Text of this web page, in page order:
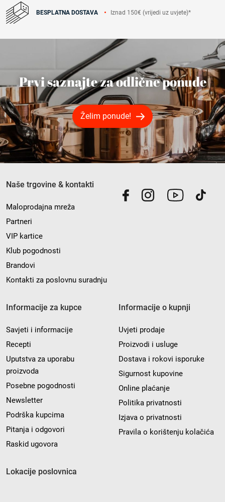
BESPLATNA DOSTAVA Iznad 150€ (vrijedi uz uvjete)*
Prvi saznajte za odlične ponude
Želim ponude!
Naše trgovine & kontakti
Maloprodajna mreža
Partneri
VIP kartice
Klub pogodnosti
Brandovi
Kontakti za poslovnu suradnju
Informacije za kupce
Savjeti i informacije
Recepti
Uputstva za uporabu
proizvoda
Posebne pogodnosti
Newsletter
Podrška kupcima
Pitanja i odgovori
Raskid ugovora
Informacije o kupnji
Uvjeti prodaje
Proizvodi i usluge
Dostava i rokovi isporuke
Sigurnost kupovine
Online plaćanje
Politika privatnosti
Izjava o privatnosti
Pravila o korištenju kolačića
Lokacije poslovnica